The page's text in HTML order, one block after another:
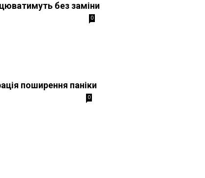
без заміни
0
поширення паніки
0